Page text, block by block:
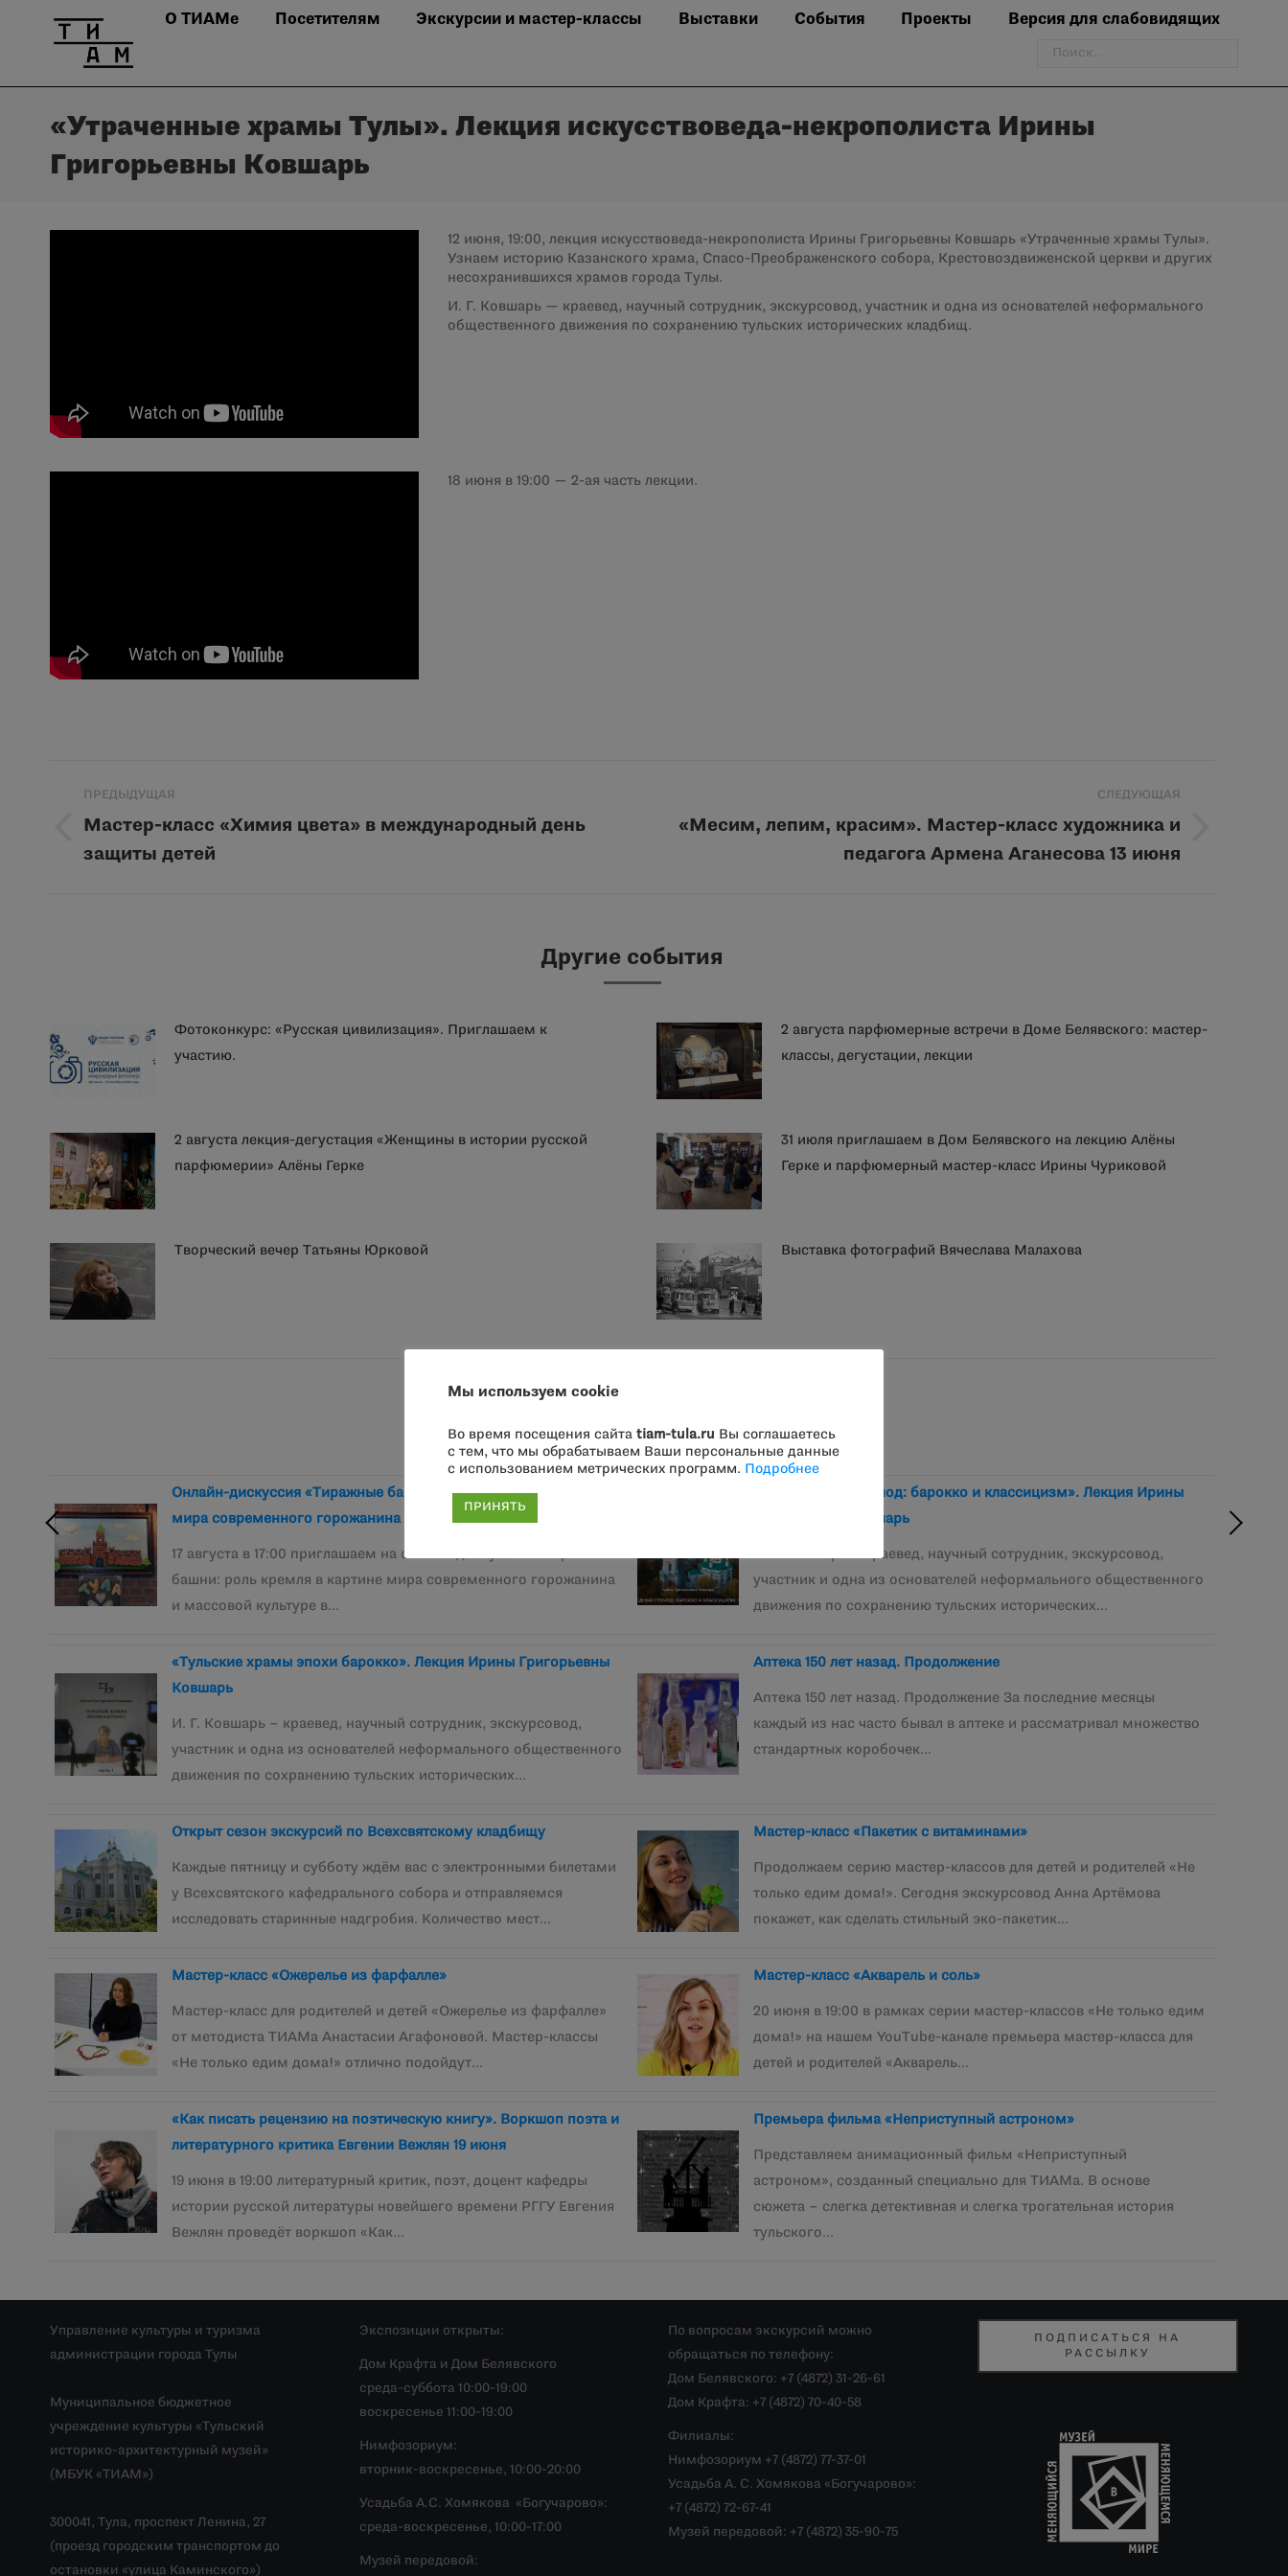
О ТИАМе Посетителям Экскурсии и мастер-классы Выставки События Проекты Версия для слабовидящих
Поиск:
«Утраченные храмы Тулы». Лекция искусствоведа-некрополиста Ирины
Григорьевны Ковшарь
12 июня, 19:00, лекция искусствоведа-некрополиста Ирины Григорьевны Ковшарь «Утраченные храмы Тулы».
Узнаем историю Казанского храма, Спасо-Преображенского собора, Крестовоздвиженской церкви и других
несохранившихся храмов города Тулы.
И. Г. Ковшарь — краевед, научный сотрудник, экскурсовод, участник и одна из основателей неформального
общественного движения по сохранению тульских исторических кладбищ.
18 июня в 19:00 — 2-ая часть лекции.
по
записям
ПРЕДЫДУЩАЯ
Предыдущая
запись:
Мастер-класс «Химия цвета» в международный день
защиты детей
СЛЕДУЮЩАЯ
«Месим, лепим, красим». Мастер-класс художника и
педагога Армена Аганесова 13 июня
Другие события
Фотоконкурс: «Русская цивилизация». Приглашаем к
участию.
2 августа парфюмерные встречи в Доме Белявского: мастер-
классы, дегустации, лекции
2 августа лекция-дегустация «Женщины в истории русской
парфюмерии» Алёны Герке
31 июля приглашаем в Дом Белявского на лекцию Алёны
Герке и парфюмерный мастер-класс Ирины Чуриковой
Творческий вечер Татьяны Юрковой Выставка фотографий Вячеслава Малахова
Похожие записи
Онлайн-дискуссия «Тиражные башни. Роль кремля в картине
мира современного горожанина и массовой культуре в целом»
17 августа в 17:00 приглашаем на онлайн-дискуссию «Тиражные
башни: роль кремля в картине мира современного горожанина
и массовой культуре в…
«Переходный период: барокко и классицизм». Лекция Ирины
Григорьевны Ковшарь
И. Г. Ковшарь – краевед, научный сотрудник, экскурсовод,
участник и одна из основателей неформального общественного
движения по сохранению тульских исторических…
«Тульские храмы эпохи барокко». Лекция Ирины Григорьевны
Ковшарь
И. Г. Ковшарь – краевед, научный сотрудник, экскурсовод,
участник и одна из основателей неформального общественного
движения по сохранению тульских исторических…
Аптека 150 лет назад. Продолжение
Аптека 150 лет назад. Продолжение За последние месяцы
каждый из нас часто бывал в аптеке и рассматривал множество
стандартных коробочек…
Открыт сезон экскурсий по Всехсвятскому кладбищу
Каждые пятницу и субботу ждём вас с электронными билетами
у Всехсвятского кафедрального собора и отправляемся
исследовать старинные надгробия. Количество мест…
Мастер-класс «Пакетик с витаминами»
Продолжаем серию мастер-классов для детей и родителей «Не
только едим дома!». Сегодня экскурсовод Анна Артёмова
покажет, как сделать стильный эко-пакетик…
Мастер-класс «Ожерелье из фарфалле»
Мастер-класс для родителей и детей «Ожерелье из фарфалле»
от методиста ТИАМа Анастасии Агафоновой. Мастер-классы
«Не только едим дома!» отлично подойдут…
Мастер-класс «Акварель и соль»
20 июня в 19:00 в рамках серии мастер-классов «Не только едим
дома!» на нашем YouTube-канале премьера мастер-класса для
детей и родителей «Акварель…
«Как писать рецензию на поэтическую книгу». Воркшоп поэта и
литературного критика Евгении Вежлян 19 июня
19 июня в 19:00 литературный критик, поэт, доцент кафедры
истории русской литературы новейшего времени РГГУ Евгения
Вежлян проведёт воркшоп «Как…
Премьера фильма «Неприступный астроном»
Представляем анимационный фильм «Неприступный
астроном», созданный специально для ТИАМа. В основе
сюжета – слегка детективная и слегка трогательная история
тульского…
Управление культуры и туризма
администрации города Тулы
Муниципальное бюджетное
учреждение культуры «Тульский
историко-архитектурный музей»
(МБУК «ТИАМ»)
300041, Тула, проспект Ленина, 27
(проезд городским транспортом до
остановки «улица Каминского»)
Экспозиции открыты:
Дом Крафта и Дом Белявского
среда-суббота 10:00-19:00
воскресенье 11:00-19:00
Нимфозориум:
вторник-воскресенье, 10:00-20:00
Усадьба А.С. Хомякова «Богучарово»:
среда-воскресенье, 10:00-17:00
Музей передовой:
По вопросам экскурсий можно
обращаться по телефону:
Дом Белявского: +7 (4872) 31-26-61
Дом Крафта: +7 (4872) 70-40-58
Филиалы:
Нимфозориум +7 (4872) 77-37-01
Усадьба А. С. Хомякова «Богучарово»:
+7 (4872) 72-67-41
Музей передовой: +7 (4872) 35-90-75
ПОДПИСАТЬСЯ НА
РАССЫЛКУ
Мы используем cookie
Во время посещения сайта tiam-tula.ru Вы соглашаетесь
с тем, что мы обрабатываем Ваши персональные данные
с использованием метрических программ.
Подробнее
ПРИНЯТЬ